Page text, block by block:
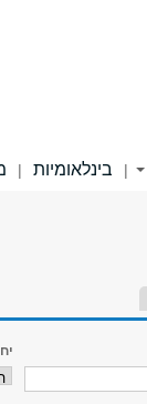
| בינלאומיות |